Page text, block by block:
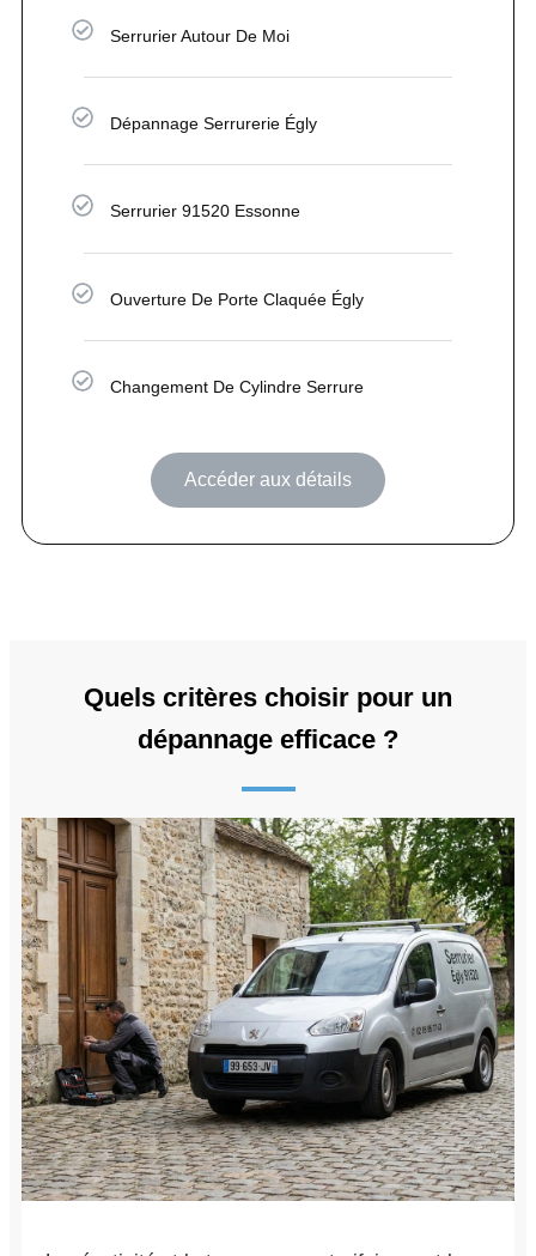
Serrurier Autour De Moi
Dépannage Serrurerie Égly
Serrurier 91520 Essonne
Ouverture De Porte Claquée Égly
Changement De Cylindre Serrure
Accéder aux détails
Quels critères choisir pour un
dépannage efficace ?